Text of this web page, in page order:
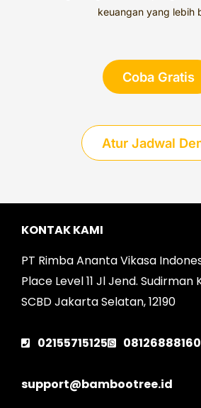
keuangan yang lebih
Coba Gratis
Atur Jadwal
KONTAK KAMI
PT Rimba Ananta Vikasa
Place Level 11 Jl Jend. Sudirman
SCBD Jakarta Selatan, 12190
02155715125
support@bambootree.id